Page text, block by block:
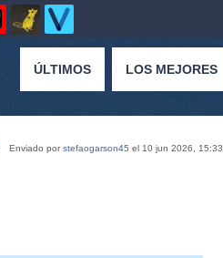
ÚLTIMOS LOS MEJORES
Enviado porstefaogarson45 el 10 jun 2026, 15:33